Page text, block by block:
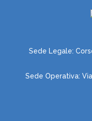
Sede Legale:
Sede Operativa: